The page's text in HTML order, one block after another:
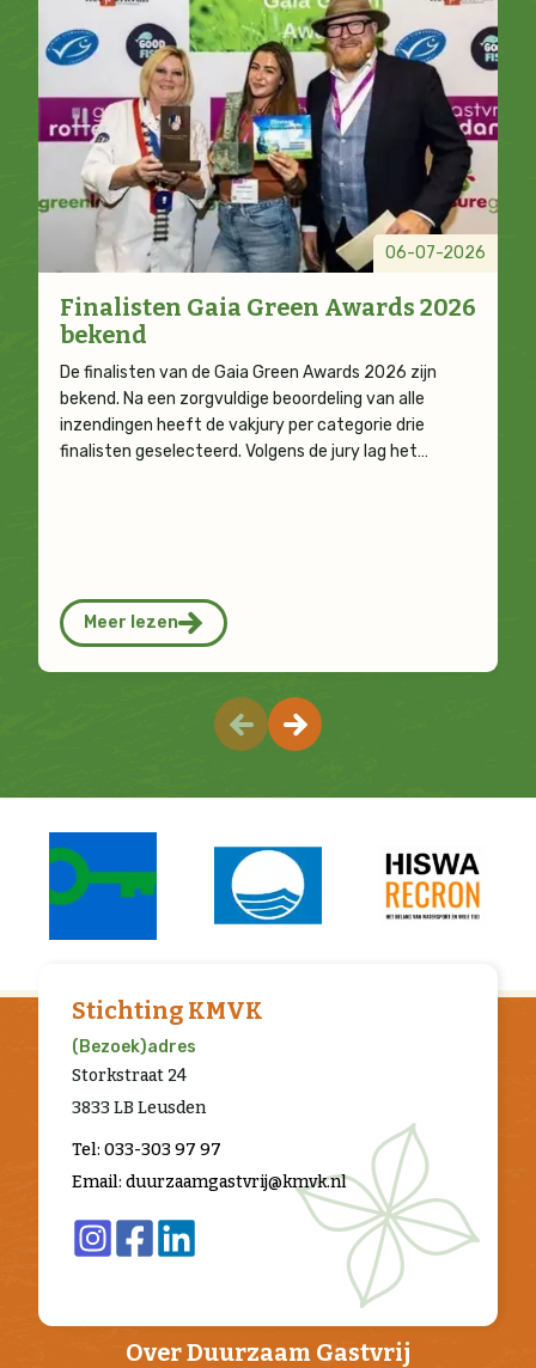
06-07-2026
Finalisten Gaia Green Awards 2026
bekend
De finalisten van de Gaia Green Awards 2026 zijn
bekend. Na een zorgvuldige beoordeling van alle
inzendingen heeft de vakjury per categorie drie
finalisten geselecteerd. Volgens de jury lag het…
Meer lezen
Over Duurzaam Gastvrij
Stichting KMVK
(Bezoek)adres
Storkstraat 24
3833 LB Leusden
Tel: 033-303 97 97
Email: duurzaamgastvrij@kmvk.nl